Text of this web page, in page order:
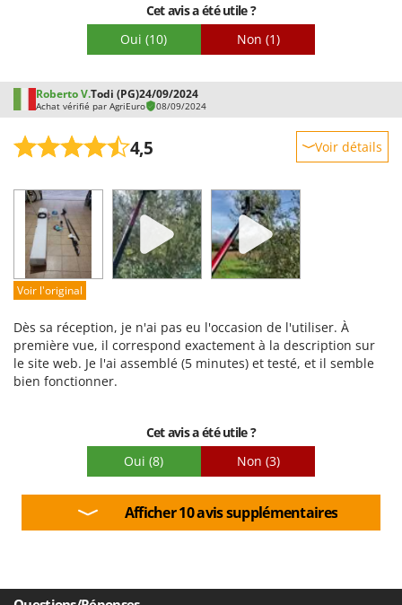
fusion entre le carbone et le plastique. En raison de ce
problème de dents, je lui attribue 3 étoiles pour sa
robustesse et ses performances.
Cet avis a été utile ?
Oui (10) Non (1)
Roberto V.Todi (PG)24/09/2024
Achat vérifié par AgriEuro 08/09/2024
4,5 Voir détails
Prestations
Facilité d'utilisation
Qualité / Prix
Facilité de montage
Voir l'original
Dès sa réception, je n'ai pas eu l'occasion de l'utiliser. À
première vue, il correspond exactement à la description sur
le site web. Je l'ai assemblé (5 minutes) et testé, et il semble
bien fonctionner.
Cet avis a été utile ?
Oui (8) Non (3)
Afficher 10 avis supplémentaires